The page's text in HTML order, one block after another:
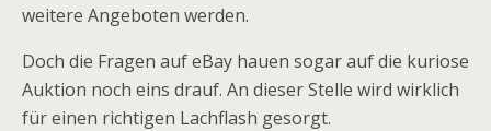
weitere Angeboten werden.
Doch die Fragen auf eBay hauen sogar auf die kuriose
Auktion noch eins drauf. An dieser Stelle wird wirklich
für einen richtigen Lachflash gesorgt.